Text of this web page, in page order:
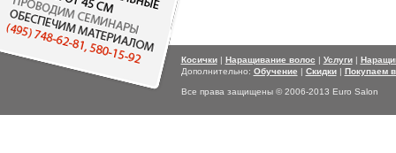
Косички| Наращивание волос | Услуги|
Дополнительно: Обучение | Скидки| Покупаем
Все права защищены © 2006-2013 Euro Salon